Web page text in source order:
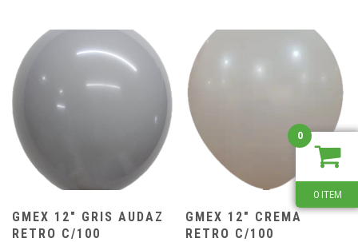
GMEX 12″ GRIS AUDAZ
RETRO C/100
GMEX 12″ CREMA
RETRO C/100
0
0 ITEM